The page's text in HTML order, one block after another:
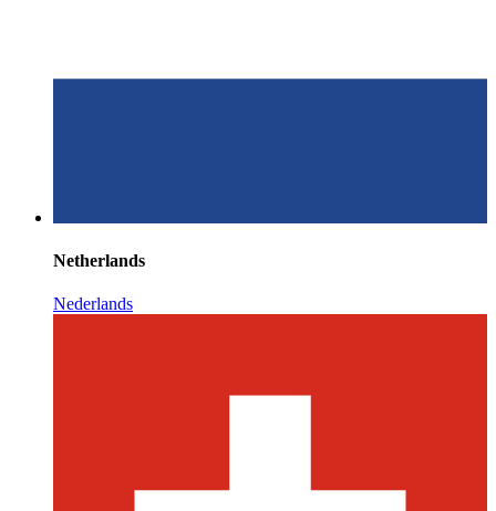
Netherlands
Nederlands